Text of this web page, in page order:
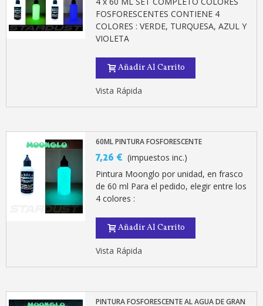
Suscríbete al
Obtenga su presupuesto
Gana puntos de
Devuelve los
Obtenga su presupuesto
FOSFORESCENTES CONTIENE 4
COLORES : VERDE, TURQUESA, AZUL Y
VIOLETA
Añadir Al Carrito
Vista Rápida
60ML PINTURA FOSFORESCENTE
7,26 € (impuestos inc.)
Pintura Moonglo por unidad, en frasco
de 60 ml Para el pedido, elegir entre los
4 colores :
Añadir Al Carrito
Vista Rápida
PINTURA FOSFORESCENTE AL AGUA DE GRAN